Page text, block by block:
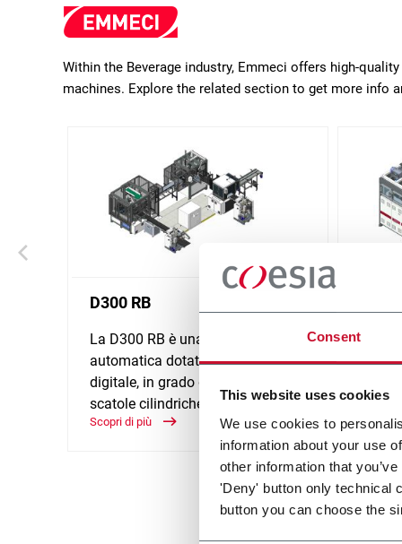
Consent
This website uses cookies
We use cookies to
information about your use
other information that
'Deny' button only technical
button you can choose the
Within the Beverage industry, Emmeci offers high-
machines. Explore the related section to get more info
D300 RB
La D300 RB è una linea
automatica dotata di piattaforma
digitale, in grado di produrre
scatole cilindriche.
Scopri di più
D310
Scopri